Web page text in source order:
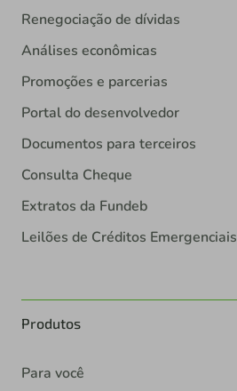
Renegociação de dívidas
Análises econômicas
Promoções e parcerias
Portal do desenvolvedor
Documentos para terceiros
Consulta Cheque
Extratos da Fundeb
Leilões de Créditos Emergenciais
Produtos
Para você